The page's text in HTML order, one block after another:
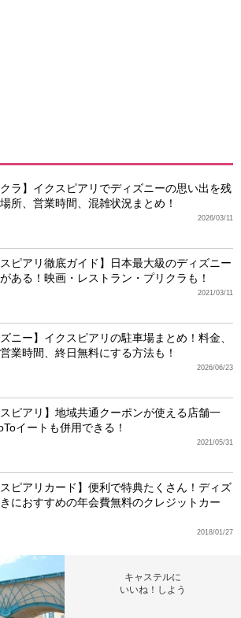
クラ】イクスピアリでディズニーの思い出を残
所、営業時間、混雑状況まとめ！
2026/03/11
スピアリ徹底ガイド】日本最大級のディズニー
ある！映画・レストラン・プリクラも！
2021/03/11
ズニー】イクスピアリの駐車場まとめ！料金、
業時間、終日無料にする方法も！
2026/06/23
スピアリ】地域共通クーポンが使える店舗一
イートも併用できる！
2021/05/31
スピアリカード】便利で特典たくさん！ディズ
におすすめの年会費無料のクレジットカー
2018/01/27
キャステルに
いいね！しよう